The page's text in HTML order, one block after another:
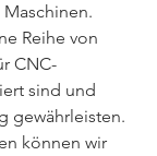
Reihe von
CNC-
sind und
gewährleisten.
können wir